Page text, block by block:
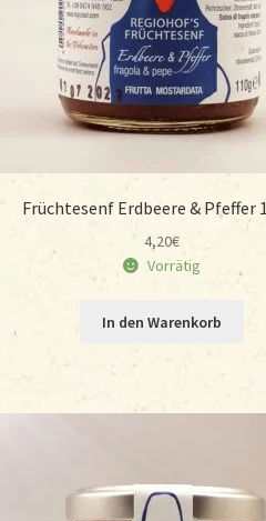
Früchtesenf Erdbeere & Pfeffer
4,20€
Vorrätig
In den Warenkorb